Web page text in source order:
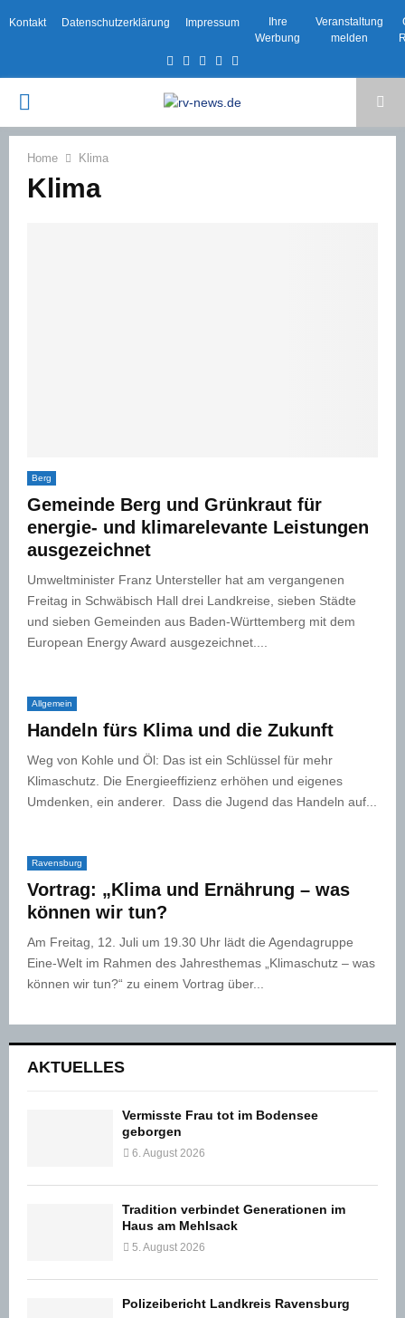
Kontakt Datenschutzerklärung Impressum
Ihre
Werbung
Veranstaltung
melden
Facebook
TwitterInstagram
Email
PRIMARY
MENU
Home Klima
Klima
Berg
Gemeinde Berg und Grünkraut für
energie- und klimarelevante Leistungen
ausgezeichnet
Umweltminister Franz Untersteller hat am vergangenen
Freitag in Schwäbisch Hall drei Landkreise, sieben Städte
und sieben Gemeinden aus Baden-Württemberg mit dem
European Energy Award ausgezeichnet....
Allgemein
Handeln fürs Klima und die Zukunft
Weg von Kohle und Öl: Das ist ein Schlüssel für mehr
Klimaschutz. Die Energieeffizienz erhöhen und eigenes
Umdenken, ein anderer. Dass die Jugend das Handeln auf...
Ravensburg
Vortrag: „Klima und Ernährung – was
können wir tun?
Am Freitag, 12. Juli um 19.30 Uhr lädt die Agendagruppe
Eine-Welt im Rahmen des Jahresthemas „Klimaschutz – was
können wir tun?“ zu einem Vortrag über...
AKTUELLES
Vermisste Frau tot im Bodensee
geborgen
6. August 2026
Tradition verbindet Generationen im
Haus am Mehlsack
5. August 2026
Polizeibericht Landkreis Ravensburg